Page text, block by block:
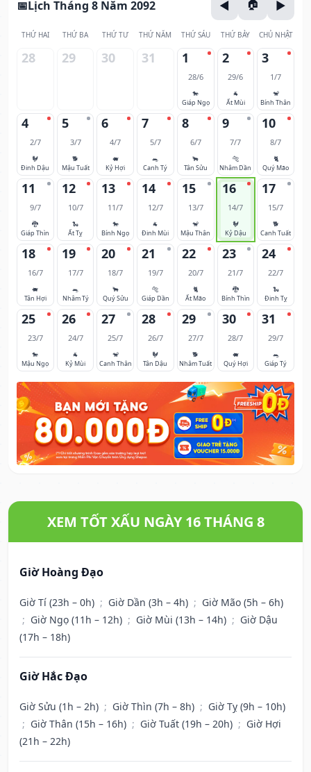
Lịch Tháng 8 Năm 2092
THỨ HAI THỨ BA THỨ TƯ THỨ NĂM THỨ SÁU THỨ BẢY CHỦ NHẬT
28 29 30 31 1
28/6
🐎
Giáp Ngọ
2
29/6
🐐
Ất Mùi
3
1/7
🐒
Bính Thân
4
2/7
🐓
Đinh Dậu
5
3/7
🐕
Mậu Tuất
6
4/7
🐖
Kỷ Hợi
7
5/7
🐀
Canh Tý
8
6/7
🐂
Tân Sửu
9
7/7
🐅
Nhâm Dần
10
8/7
🐈
Quý Mão
11
9/7
🐉
Giáp Thìn
12
10/7
🐍
Ất Tỵ
13
11/7
🐎
Bính Ngọ
14
12/7
🐐
Đinh Mùi
15
13/7
🐒
Mậu Thân
16
14/7
🐓
Kỷ Dậu
17
15/7
🐕
Canh Tuất
18
16/7
🐖
Tân Hợi
19
17/7
🐀
Nhâm Tý
20
18/7
🐂
Quý Sửu
21
19/7
🐅
Giáp Dần
22
20/7
🐈
Ất Mão
23
21/7
🐉
Bính Thìn
24
22/7
🐍
Đinh Tỵ
25
23/7
🐎
Mậu Ngọ
26
24/7
🐐
Kỷ Mùi
27
25/7
🐒
Canh Thân
28
26/7
🐓
Tân Dậu
29
27/7
🐕
Nhâm Tuất
30
28/7
🐖
Quý Hợi
31
29/7
🐀
Giáp Tý
XEM TỐT XẤU NGÀY 16 THÁNG 8
Giờ Hoàng Đạo
Giờ Tí (23h – 0h) ; Giờ Dần (3h – 4h) ; Giờ Mão (5h – 6h)
; Giờ Ngọ (11h – 12h) ; Giờ Mùi (13h – 14h) ; Giờ Dậu
(17h – 18h)
Giờ Hắc Đạo
Giờ Sửu (1h – 2h) ; Giờ Thìn (7h – 8h) ; Giờ Tỵ (9h – 10h)
; Giờ Thân (15h – 16h) ; Giờ Tuất (19h – 20h) ; Giờ Hợi
(21h – 22h)